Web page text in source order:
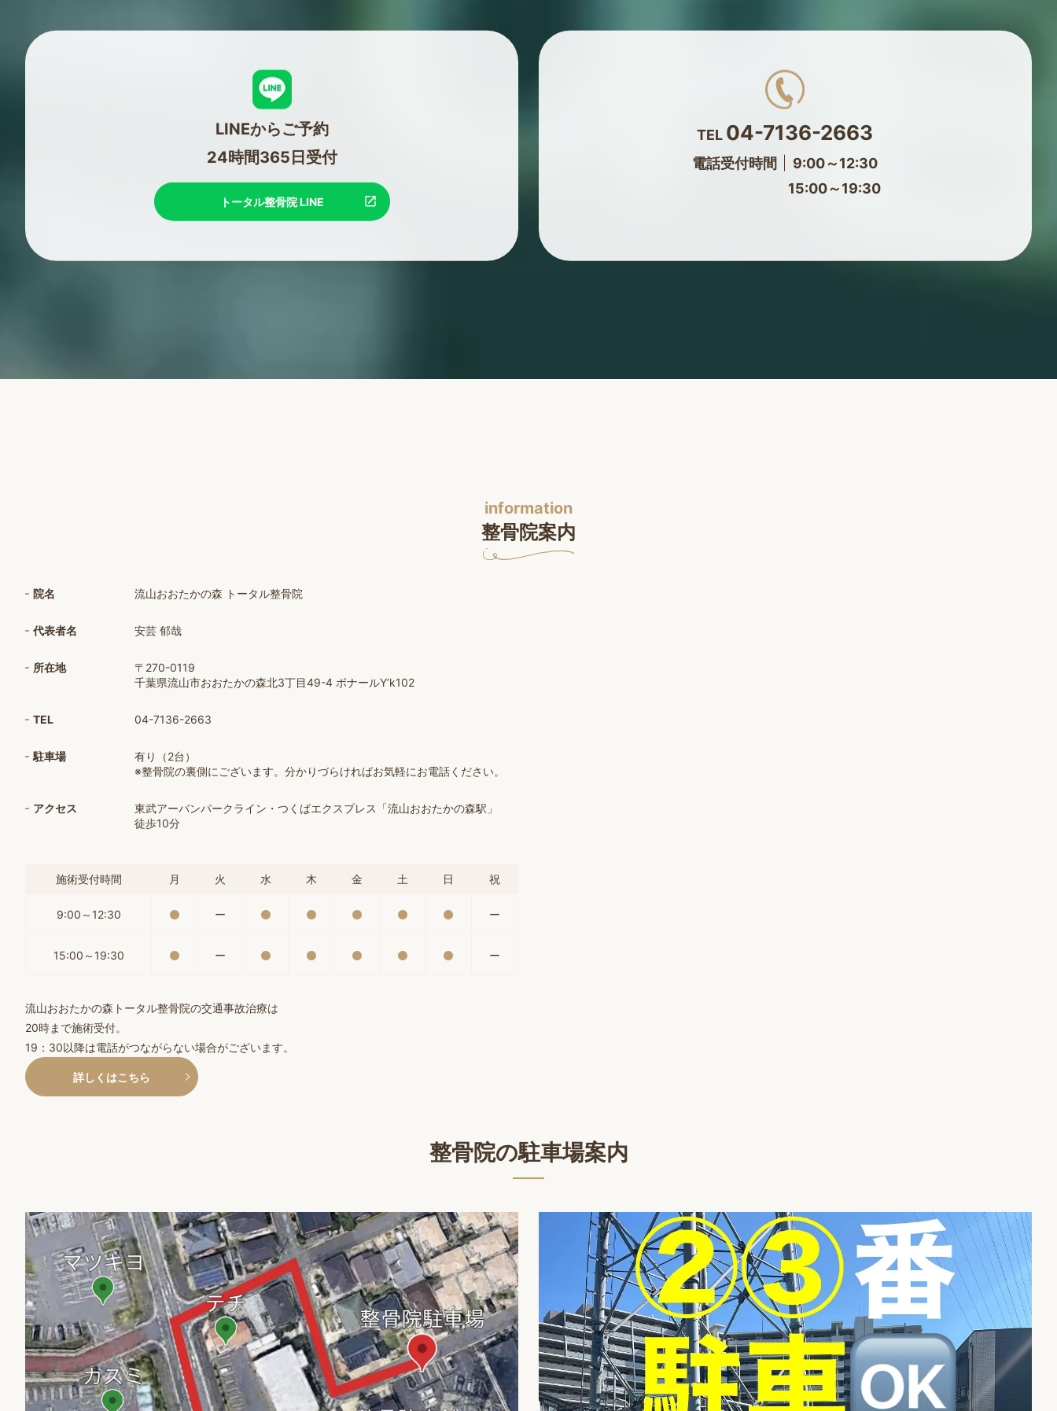
LINEからご予約
24時間365日受付
トータル整骨院 LINE
TEL 04-7136-2663
電話受付時間
9:00～12:30
15:00～19:30
information
整骨院案内
院名 流山おおたかの森 トータル整骨院
代表者名 安芸 郁哉
所在地
〒270-0119
千葉県流山市おおたかの森北3丁目49-4 ボナールY’k102
TEL 04-7136-2663
駐車場
有り（2台）
※整骨院の裏側にございます。分かりづらければお気軽にお電話ください。
アクセス
東武アーバンパークライン・つくばエクスプレス「流山おおたかの森駅」
徒歩10分
施術受付時間 月 火 水 木 金 土 日 祝
9:00～12:30 ー ー
15:00～19:30 ー ー
流山おおたかの森トータル整骨院の交通事故治療は
20時まで施術受付。
19：30以降は電話がつながらない場合がございます。
詳しくはこちら
整骨院の駐車場案内